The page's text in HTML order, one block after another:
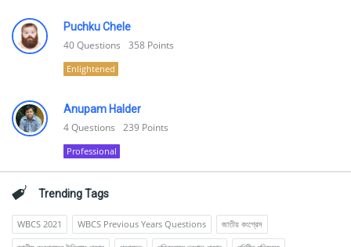
Puchku Chele
40Questions 358 Points
Enlightened
Anupam Halder
4Questions 239 Points
Professional
Trending Tags
WBCS 2021 WBCS Previous Years Questions
জাতীয় কংগ্রেস